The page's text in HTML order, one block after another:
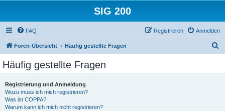
SIG 200
FAQ Anmelden
Registrieren
Foren-Übersicht Häufig gestellte Fragen
Häufig gestellte Fragen
Registrierung und Anmeldung
Wozu muss ich mich registrieren?
Was ist COPPA?
Warum kann ich mich nicht registrieren?